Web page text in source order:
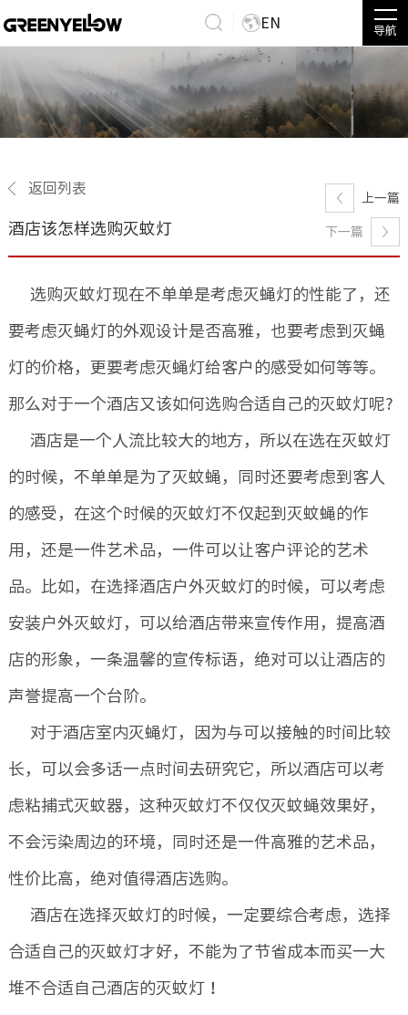
EN
导航
返回列表
酒店该怎样选购灭蚊灯
上一篇
下一篇
选购灭蚊灯现在不单单是考虑灭蝇灯的性能了，还
要考虑灭蝇灯的外观设计是否高雅，也要考虑到灭蝇
灯的价格，更要考虑灭蝇灯给客户的感受如何等等。
那么对于一个酒店又该如何选购合适自己的灭蚊灯呢?
酒店是一个人流比较大的地方，所以在选在灭蚊灯
的时候，不单单是为了灭蚊蝇，同时还要考虑到客人
的感受，在这个时候的灭蚊灯不仅起到灭蚊蝇的作
用，还是一件艺术品，一件可以让客户评论的艺术
品。比如，在选择酒店户外灭蚊灯的时候，可以考虑
安装户外灭蚊灯，可以给酒店带来宣传作用，提高酒
店的形象，一条温馨的宣传标语，绝对可以让酒店的
声誉提高一个台阶。
对于酒店室内灭蝇灯，因为与可以接触的时间比较
长，可以会多话一点时间去研究它，所以酒店可以考
虑粘捕式灭蚊器，这种灭蚊灯不仅仅灭蚊蝇效果好，
不会污染周边的环境，同时还是一件高雅的艺术品，
性价比高，绝对值得酒店选购。
酒店在选择灭蚊灯的时候，一定要综合考虑，选择
合适自己的灭蚊灯才好，不能为了节省成本而买一大
堆不合适自己酒店的灭蚊灯！